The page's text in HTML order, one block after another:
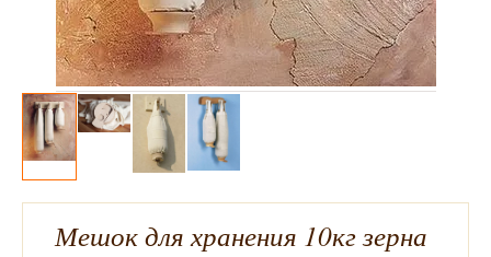
Мешок для хранения 10кг зерна